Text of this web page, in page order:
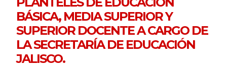
BÁSICA, MEDIA SUPERIOR Y
SUPERIOR DOCENTE A CARGO DE
LA SECRETARÍA DE EDUCACIÓN
JALISCO.